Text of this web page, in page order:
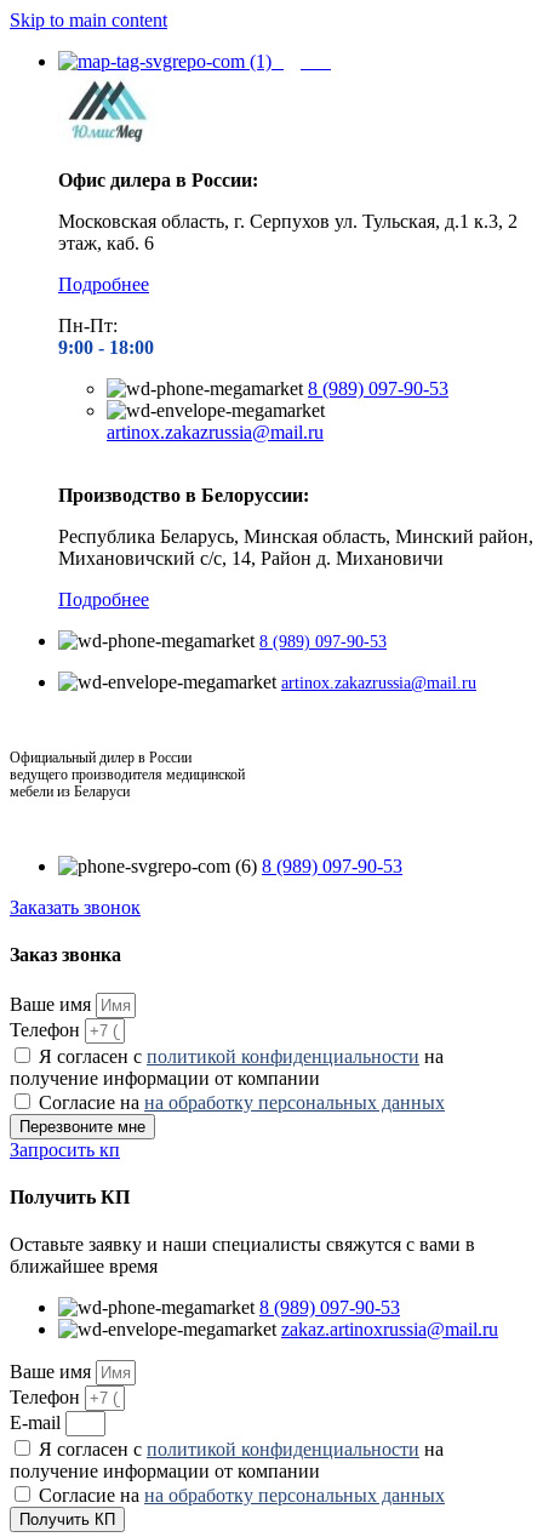
Skip to main content
Офис дилера в России:
Московская область, г. Серпухов ул. Тульская, д.1 к.3, 2
этаж, каб. 6
Подробнее
Пн-Пт:
9:00 - 18:00
8 (989) 097-90-53
artinox.zakazrussia@mail.ru
Производство в Белоруссии:
Республика Беларусь, Минская область, Минский район,
Михановичский с/с, 14, Район д. Михановичи
Подробнее
8 (989) 097-90-53
artinox.zakazrussia@mail.ru
Официальный дилер в России
ведущего производителя медицинской
мебели из Беларуси
8 (989) 097-90-53
Заказать звонок
Заказ звонка
Ваше имя
Телефон
Я согласен с политикой конфиденциальности на
получение информации от компании
Согласие на на обработку персональных данных
Перезвоните мне
Запросить кп
Получить КП
Оставьте заявку и наши специалисты свяжутся с вами в
ближайшее время
8 (989) 097-90-53
zakaz.artinoxrussia@mail.ru
Ваше имя
Телефон
E-mail
Я согласен с политикой конфиденциальности на
получение информации от компании
Согласие на на обработку персональных данных
Получить КП